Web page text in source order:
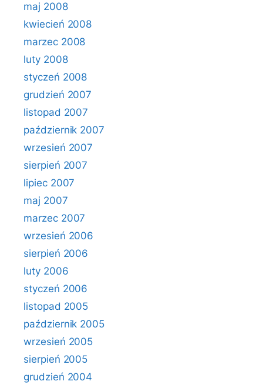
maj 2008
kwiecień 2008
marzec 2008
luty 2008
styczeń 2008
grudzień 2007
listopad 2007
październik 2007
wrzesień 2007
sierpień 2007
lipiec 2007
maj 2007
marzec 2007
wrzesień 2006
sierpień 2006
luty 2006
styczeń 2006
listopad 2005
październik 2005
wrzesień 2005
sierpień 2005
grudzień 2004